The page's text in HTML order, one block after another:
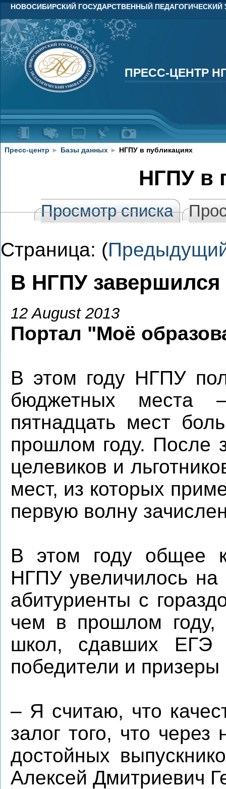
НОВОСИБИРСКИЙ ГОСУДАРСТВЕННЫЙ ПЕДАГОГИЧЕСКИЙ
ПРЕСС-ЦЕНТР
ПРЕСС-ЦЕНТР
Пресс-центр ► Базы данных ► НГПУ в публикациях
НГПУ в
Просмотр списка
Страница: (
В НГПУ
12 August 2013
Портал "Моё
В этом году НГПУ
бюджетных места
пятнадцать мест
прошлом году. После
целевиков и
мест, из которых
первую волну
В этом году общее
НГПУ увеличилось
абитуриенты с
чем в прошлом году,
школ, сдавших
победители и
– Я считаю, что
залог того, что
достойных
Алексей Дмитриевич